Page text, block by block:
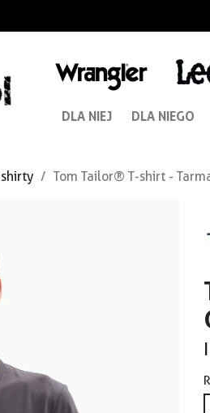
DLA NIEJ DLA NIEGO
Tom Tailor® T-shirt -
|